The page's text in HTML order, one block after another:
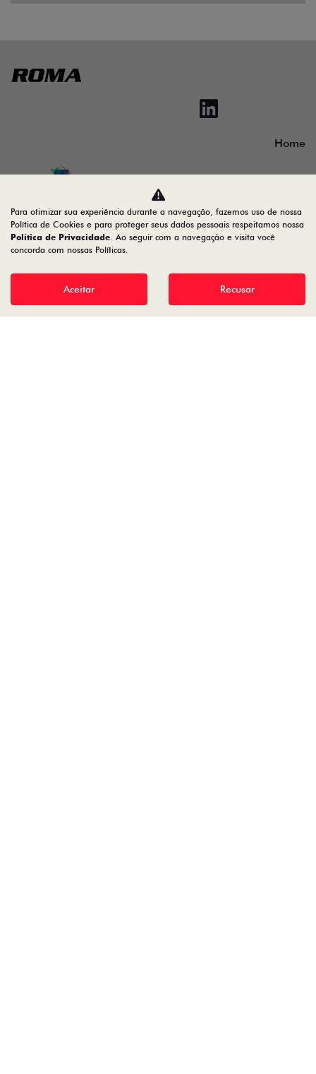
Home
16.620.114/0001-74
Desenvolvido pela DEALERSPACE ® Direitos Reservados.
Para otimizar sua experiência durante a navegação, fazemos uso de nossa
Política de Cookies e para proteger seus dados pessoais respeitamos nossa
Política de Privacidade. Ao seguir com a navegação e visita você
concorda com nossas Políticas.
Aceitar Recusar